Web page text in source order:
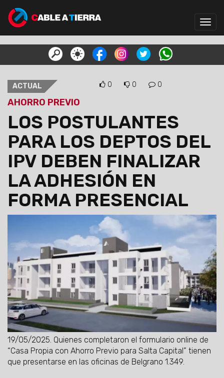
ACTUAL 0 0 0
AHORRO PREVIO
LOS POSTULANTES
PARA LOS DEPTOS DEL
IPV DEBEN FINALIZAR
LA ADHESIÓN EN
FORMA PRESENCIAL
19/05/2025. Quienes completaron el formulario online de
“Casa Propia con Ahorro Previo para Salta Capital” tienen
que presentarse en las oficinas de Belgrano 1.349.